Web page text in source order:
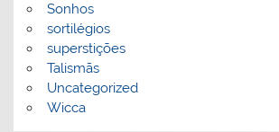
Sonhos
sortilégios
superstições
Talismãs
Uncategorized
Wicca